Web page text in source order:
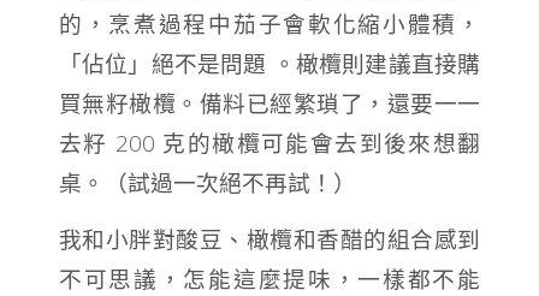
的，烹煮過程中茄子會軟化縮小體積，
「佔位」絕不是問題 。橄欖則建議直接購
買無籽橄欖。備料已經繁瑣了，還要一一
去籽 200 克的橄欖可能會去到後來想翻
桌。（試過一次絕不再試！）
我和小胖對酸豆、橄欖和香醋的組合感到
不可思議，怎能這麼提味，一樣都不能